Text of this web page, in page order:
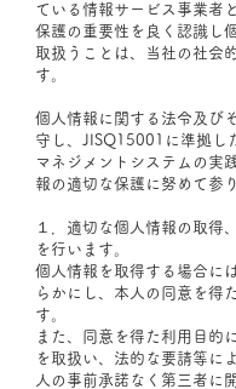
ている情報サービス事業者
保護の重要性を良く認識し
取扱うことは、当社の社会
す。
個人情報に関する法令及び
守し、JISQ15001に準拠し
マネジメントシステムの実
報の適切な保護に努めて参
１．適切な個人情報の取得
を行います。
個人情報を取得する場合に
らかにし、本人の同意を得
す。
また、同意を得た利用目的
を取扱い、法的な要請等に
人の事前承諾なく第三者に